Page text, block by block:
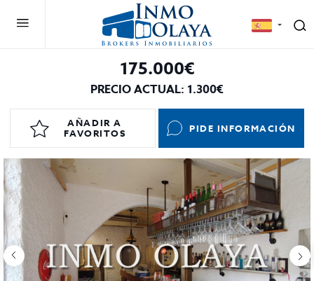
175.000€
PRECIO ACTUAL: 1.300€
AÑADIR A
FAVORITOS
PIDE INFORMACIÓN